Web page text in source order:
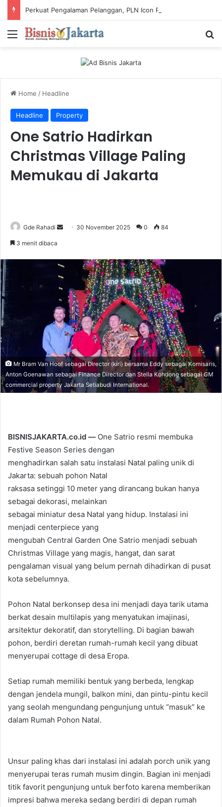
Menu
Home / Headline
Headline Property
One Satrio Hadirkan
Christmas Village Paling
Memukau di Jakarta
Gde Rahadi
m
a
i
30 November 2025 0 84
3 menit dibaca
Mr Bram Van Hoof sebagai Director (kiri) bersama Eddy sebagai Komisaris,
Anton Goenawan sebagai Finance Director dan Stella Kohdong sebagai GM
commercial property Jakarta Setiabudi International.
BISNISJAKARTA.co.id — One Satrio resmi membuka
Festive Season Series dengan
menghadirkan salah satu instalasi Natal paling unik di
Jakarta: sebuah pohon Natal
raksasa setinggi 10 meter yang dirancang bukan hanya
sebagai dekorasi, melainkan
sebagai miniatur desa Natal yang hidup. Instalasi ini
menjadi centerpiece yang
mengubah Central Garden One Satrio menjadi sebuah
Christmas Village yang magis, hangat, dan sarat
pengalaman visual yang belum pernah dihadirkan di pusat
kota sebelumnya.
Pohon Natal berkonsep desa ini menjadi daya tarik utama
berkat desain multilapis yang menyatukan imajinasi,
arsitektur dekoratif, dan storytelling. Di bagian bawah
pohon, berdiri deretan rumah-rumah kecil yang dibuat
menyerupai cottage di desa Eropa.
Setiap rumah memiliki bentuk yang berbeda, lengkap
dengan jendela mungil, balkon mini, dan pintu-pintu kecil
yang seolah mengundang pengunjung untuk “masuk” ke
dalam Rumah Pohon Natal.
Unsur paling khas dari instalasi ini adalah porch unik yang
menyerupai teras rumah musim dingin. Bagian ini menjadi
titik favorit pengunjung untuk berfoto karena memberikan
impresi bahwa mereka sedang berdiri di depan rumah